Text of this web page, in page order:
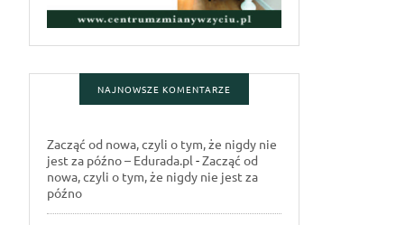
NAJNOWSZE KOMENTARZE
Zacząć od nowa, czyli o tym, że nigdy nie
jest za późno – Edurada.pl -Zacząć od
nowa, czyli o tym, że nigdy nie jest za
późno